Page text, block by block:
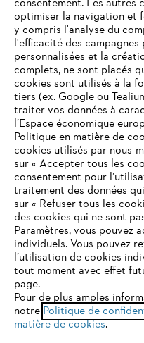
L'Entreprise
STIHL FAQ
Contact
Politique de protection
Mentions légales
Informations juridiques
VOTRE
N'EST PLUS
Vous utilisez un navigateur
en charge, et certaines
peuvent fonctionner
optimale de notre site,
l'un des navigateurs
consentement. Les autres
optimiser la navigation et
y compris l'analyse du
l'efficacité des
personnalisées et la
complets, ne sont placés
cookies sont utilisés à la
tiers (ex. Google ou
traiter vos données à
l’Espace économique
Politique en matière de
cookies utilisés par nous-
sur « Accepter tous les
consentement pour
traitement des données
sur « Refuser tous les
des cookies qui ne sont
Paramètres, vous pouvez
individuels. Vous pouvez
l’utilisation de cookies
tout moment avec effet
page.
Pour de plus amples
notre Politique de
matière de cookies.